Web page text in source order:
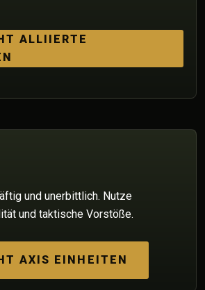
ALLIIERTE
und unerbittlich. Nutze
und taktische Vorstöße.
AXIS EINHEITEN